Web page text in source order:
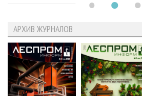
АРХИВ ЖУРНАЛОВ